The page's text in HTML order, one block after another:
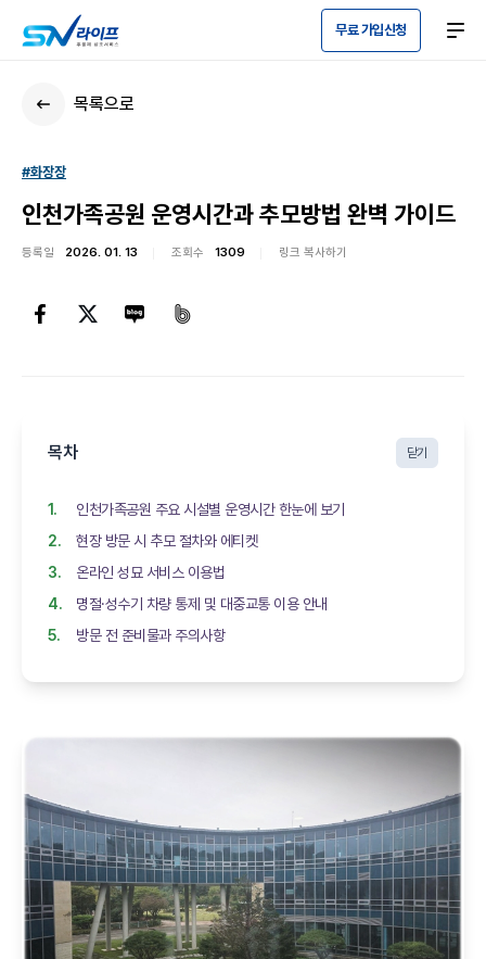
무료 가입신청
목록으로
#화장장
인천가족공원 운영시간과 추모방법 완벽 가이드
등록일 2026. 01. 13 조회수 1309 링크 복사하기
목차 닫기
인천가족공원 주요 시설별 운영시간 한눈에 보기
현장 방문 시 추모 절차와 에티켓
온라인 성묘 서비스 이용법
명절·성수기 차량 통제 및 대중교통 이용 안내
방문 전 준비물과 주의사항